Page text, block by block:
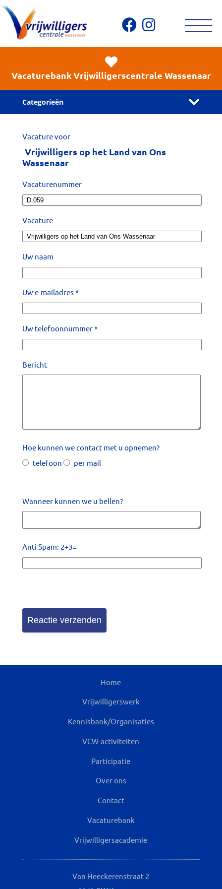
Vacaturebank Vrijwilligerscentrale Wassenaar
Categorieën
Vacature voor
Vrijwilligers op het Land van Ons
Wassenaar
Vacaturenummer
Vacature
Uw naam
Uw e-mailadres *
Uw telefoonnummer *
Bericht
Hoe kunnen we contact met u opnemen?
telefoon
per mail
Wanneer kunnen we u bellen?
Anti Spam: 2+3=
Home
Vrijwilligerswerk
Kennisbank/Organisaties
VCW-activiteiten
Participatie
Over ons
Contact
Vacaturebank
Vrijwilligersacademie
Van Heeckerenstraat 2